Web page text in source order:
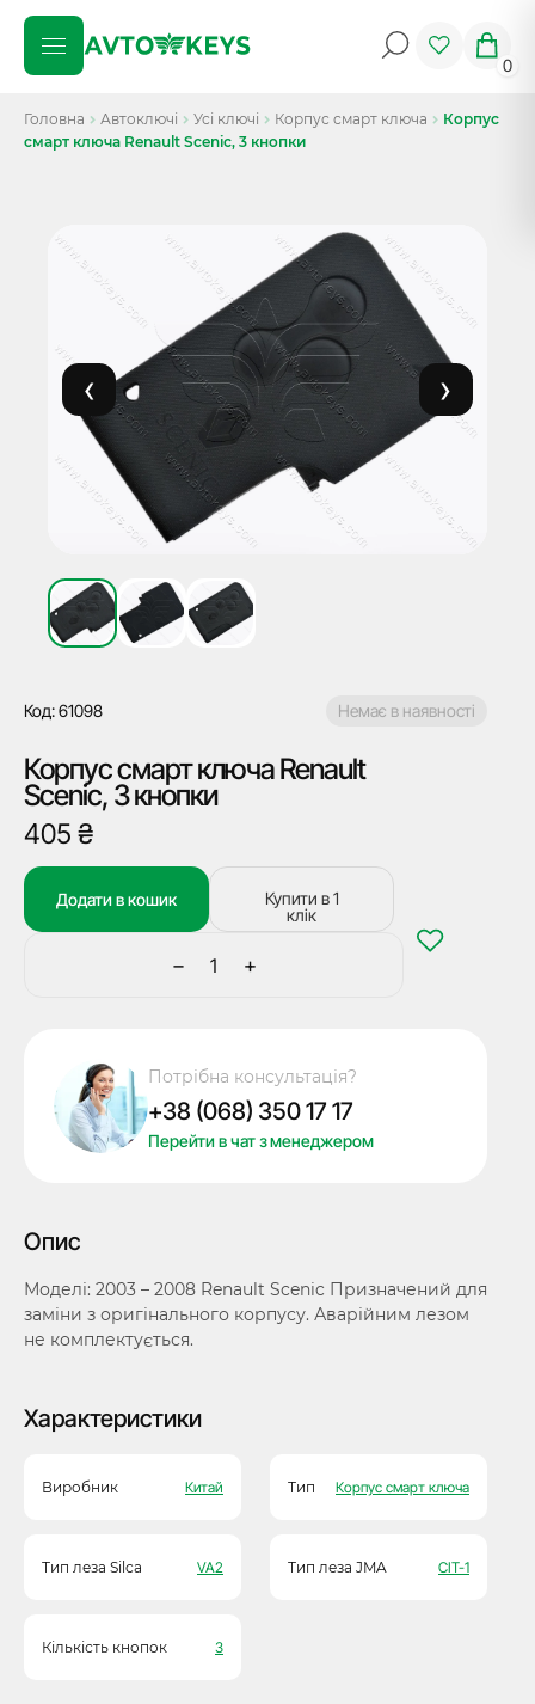
0
Головна Автоключі Усі ключі Корпус смарт ключа
Корпус
смарт ключа Renault Scenic, 3 кнопки
Код: 61098 Немає в наявності
Корпус смарт ключа Renault
Scenic, 3 кнопки
405 ₴
−
Корпус
Scenic,
3
кнопки
+
Додати в кошик
Купити в 1
клік
Потрібна консультація?
+38 (068) 350 17 17
Перейти в чат з менеджером
Опис
Моделі: 2003 – 2008 Renault Scenic Призначений для
заміни з оригінального корпусу. Аварійним лезом
не комплектується.
Характеристики
Виробник Китай Тип Корпус смарт ключа
Тип леза Silca VA2 Тип леза JMA CIT-1
Кількість кнопок 3